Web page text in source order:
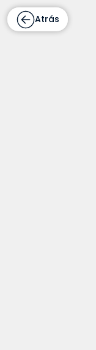
Atrás